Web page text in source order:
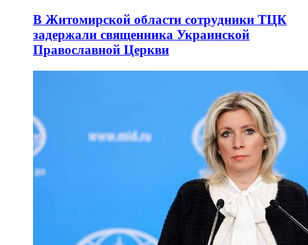
В Житомирской области сотрудники ТЦК
задержали священника Украинской
Православной Церкви